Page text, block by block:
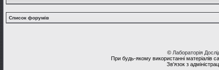
Список форумів
© Лабораторія
При будь-якому використанні матеріалів
Зв'язок з